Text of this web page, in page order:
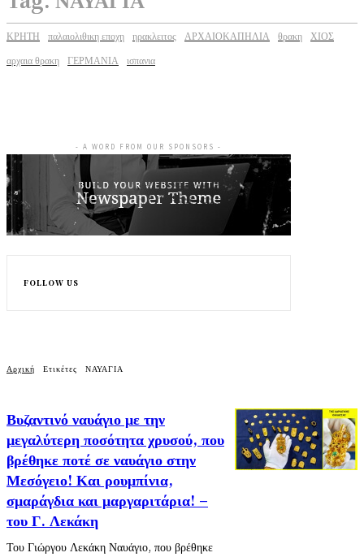
ΚΡΗΤΗ παλαιολιθικη εποχη ηρακλειτος ΑΡΧΑΙΟΚΑΠΗΛΙΑ θρακη
ΧΙΟΣ
αρχαια θρακη ΓΕΡΜΑΝΙΑ ισπανια
Βυζαντινό ναυάγιο με την
μεγαλύτερη ποσότητα χρυσού, που
βρέθηκε ποτέ σε ναυάγιο στην
Μεσόγειο! Και ρουμπίνια,
σμαράγδια και μαργαριτάρια! –
του Γ. Λεκάκη
Του Γιώργου Λεκάκη Ναυάγιο, που βρέθηκε
- A WORD FROM OUR SPONSORS -
FOLLOW US
Αρχική Ετικέτες ΝΑΥΑΓΙΑ